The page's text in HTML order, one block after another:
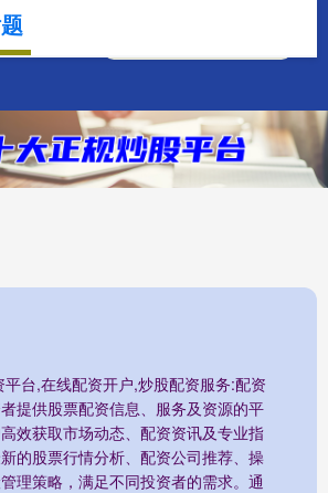
台,在线配资开户,炒股配资服务:配资
提供股票配资信息、服务及资源的平
效获取市场动态、配资资讯及专业指
的股票行情分析、配资公司推荐、操
理策略，满足不同投资者的需求。通